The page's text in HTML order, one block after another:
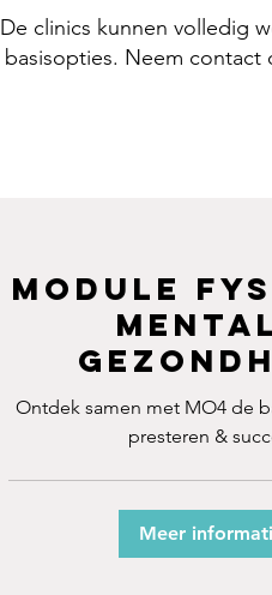
De clinics kunnen volledig
basisopties. Neem
Module
Ontdek samen met MO4 de
presteren &
Meer